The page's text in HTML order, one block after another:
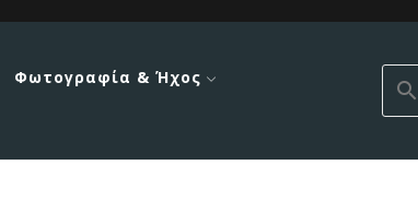
Φωτογραφία & Ήχος
search